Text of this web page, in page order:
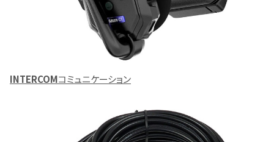
INTERCOMコミュニケーション